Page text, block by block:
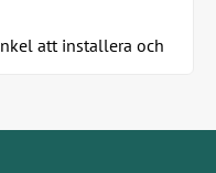
att installera och